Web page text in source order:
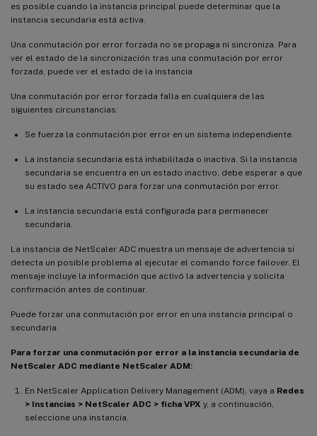
es posible cuando la instancia principal puede determinar que la
instancia secundaria está activa.
Una conmutación por error forzada no se propaga ni sincroniza. Para
ver el estado de la sincronización tras una conmutación por error
forzada, puede ver el estado de la instancia.
Una conmutación por error forzada falla en cualquiera de las
siguientes circunstancias:
Se fuerza la conmutación por error en un sistema independiente.
La instancia secundaria está inhabilitada o inactiva. Si la instancia
secundaria se encuentra en un estado inactivo, debe esperar a que
su estado sea ACTIVO para forzar una conmutación por error.
La instancia secundaria está configurada para permanecer
secundaria.
La instancia de NetScaler ADC muestra un mensaje de advertencia si
detecta un posible problema al ejecutar el comando force failover. El
mensaje incluye la información que activó la advertencia y solicita
confirmación antes de continuar.
Puede forzar una conmutación por error en una instancia principal o
secundaria.
Para forzar una conmutación por error a la instancia secundaria de
NetScaler ADC mediante NetScaler ADM:
En NetScaler Application Delivery Management (ADM), vaya a Redes
> Instancias > NetScaler ADC > ficha VPX y, a continuación,
seleccione una instancia.